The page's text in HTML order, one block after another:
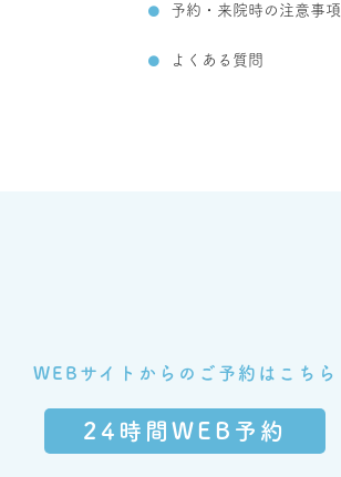
予約・来院時の注意事項
よくある質問
WEBサイトからのご予約はこちら
24時間WEB予約